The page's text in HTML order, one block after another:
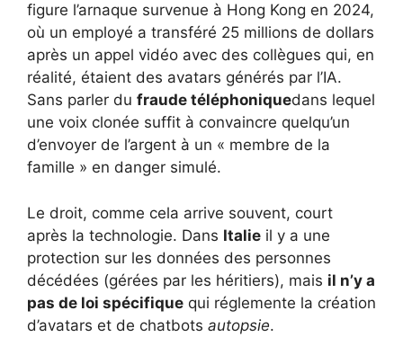
figure l’arnaque survenue à Hong Kong en 2024,
où un employé a transféré 25 millions de dollars
après un appel vidéo avec des collègues qui, en
réalité, étaient des avatars générés par l’IA.
Sans parler du fraude téléphoniquedans lequel
une voix clonée suffit à convaincre quelqu’un
d’envoyer de l’argent à un « membre de la
famille » en danger simulé.
Le droit, comme cela arrive souvent, court
après la technologie. Dans Italie il y a une
protection sur les données des personnes
décédées (gérées par les héritiers), mais il n’y a
pas de loi spécifique qui réglemente la création
d’avatars et de chatbots autopsie.